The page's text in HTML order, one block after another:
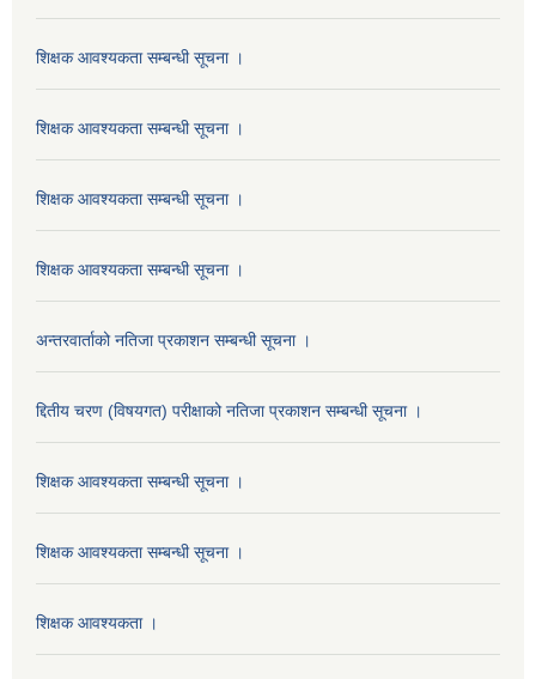
शिक्षक आवश्यकता सम्बन्धी सूचना ।
शिक्षक आवश्यकता सम्बन्धी सूचना ।
शिक्षक आवश्यकता सम्बन्धी सूचना ।
शिक्षक आवश्यकता सम्बन्धी सूचना ।
अन्तरवार्ताको नतिजा प्रकाशन सम्बन्धी सूचना ।
द्दितीय चरण (विषयगत) परीक्षाको नतिजा प्रकाशन सम्बन्धी सूचना ।
शिक्षक आवश्यकता सम्बन्धी सूचना ।
शिक्षक आवश्यकता सम्बन्धी सूचना ।
शिक्षक आवश्यकता ।